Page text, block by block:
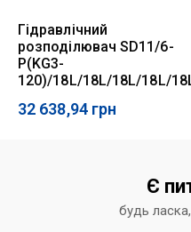
Гідравлічний
розподілювач SD11/6-
P(KG3-
120)/18L/18L/18L/18L/
32 638,94 грн
Є
будь